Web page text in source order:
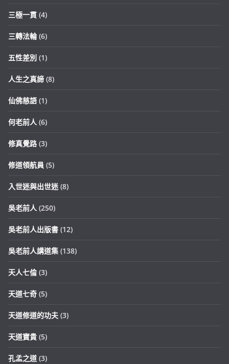
三極一貫 (4)
三轉法輪 (6)
五性差別 (1)
人生之真諦 (8)
仙佛慈語 (1)
何老前人 (6)
修真覺路 (3)
修道領航員 (5)
入世迷與出世迷 (8)
吳老前人 (250)
吳老前人出版書 (12)
吳老前人講道集 (138)
天人七倫 (3)
天道七奇 (5)
天道修道的功夫 (3)
天道寶貴 (5)
孔孟之道 (3)